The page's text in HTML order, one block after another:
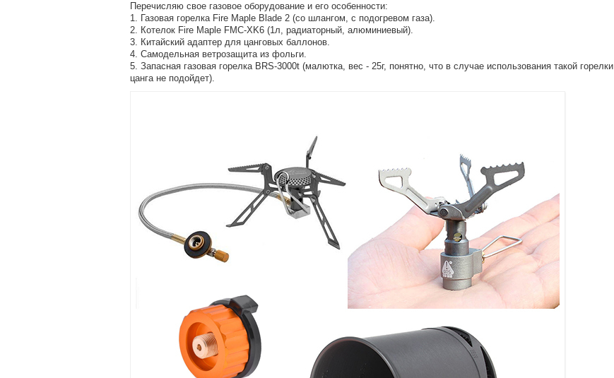
Перечисляю свое газовое оборудование и его особенности:
1. Газовая горелка Fire Maple Blade 2 (со шлангом, с подогревом газа).
2. Котелок Fire Maple FMC-XK6 (1л, радиаторный, алюминиевый).
3. Китайский адаптер для цанговых баллонов.
4. Самодельная ветрозащита из фольги.
5. Запасная газовая горелка BRS-3000t (малютка, вес - 25г, понятно, что в случае использования такой горелки
цанга не подойдет).